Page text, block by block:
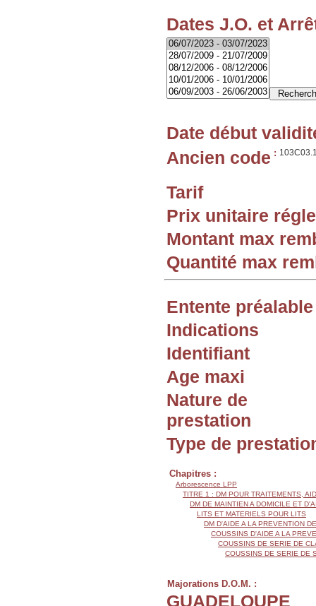
Dates J.O. et
Date début
Ancien code :
Tarif
Prix unitaire
Montant max
Quantité max
Entente préalable
Indications
Identifiant
Age maxi
Nature de
prestation
Type de
Chapitres :
Arborescence LPP
TITRE 1 : DM POUR TRAITEMENTS,
DM DE MAINTIEN A DOMICILE ET
LITS ET MATERIELS POUR LITS
DM D'AIDE A LA PREVENTION
COUSSINS D'AIDE A LA
COUSSINS DE SERIE DE
COUSSINS DE SERIE DE
Majorations D.O.M. :
GUADELOUPE